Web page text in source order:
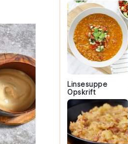
Linsesuppe
Opskrift